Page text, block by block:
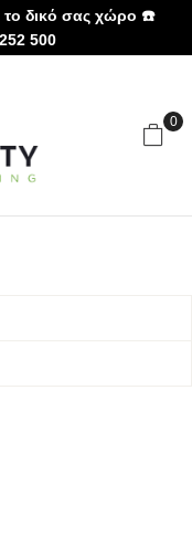
το δικό σας χώρο ☎️
500
0